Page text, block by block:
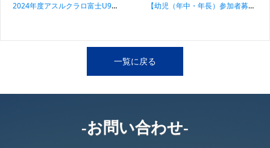
2024年度アスルクラロ富士U9・U10体験練習会について 【幼児（年中・年長）参加者募集】スポーツ振興くじ助成事業 アスルクラロサッカーフェステバル
一覧に戻る
-お問い合わせ-